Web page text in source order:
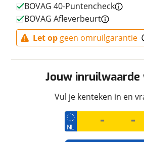
Afmetingen en gewicht
Maximaal toelaatbaar
142 kg
Rood
BOVAG 40-Puntencheck
BOVAG Afleverbeurt
Let op geen omruilgarantie
Jouw inruilwaarde
Vul je kenteken in en